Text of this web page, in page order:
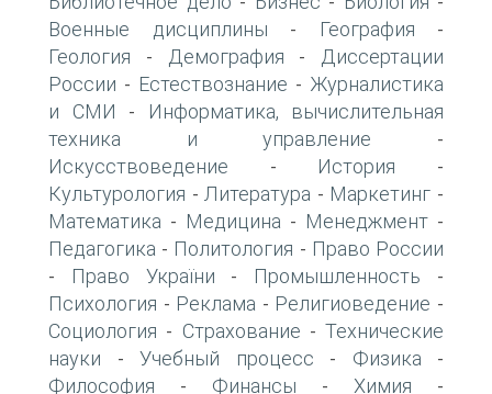
Военные дисциплины - География -
Геология - Демография -
Диссертации
России - Естествознание - Журналистика
и СМИ -
Информатика, вычислительная
техника и управление -
Искусствоведение - История -
Культурология - Литература - Маркетинг -
Математика - Медицина - Менеджмент -
Педагогика - Политология - Право России
- Право України - Промышленность -
Психология - Реклама - Религиоведение -
Социология - Страхование - Технические
науки - Учебный процесс - Физика -
Философия - Финансы - Химия -